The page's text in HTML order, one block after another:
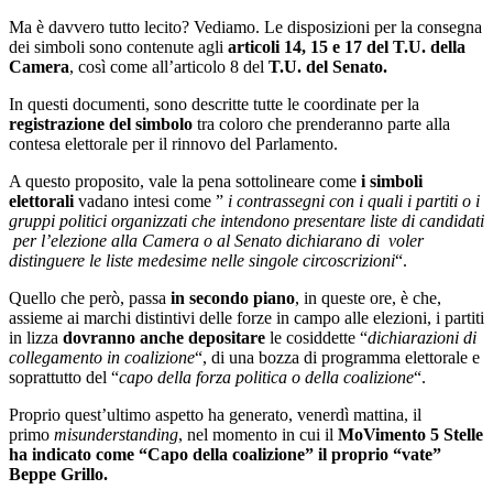
Ma è davvero tutto lecito? Vediamo. Le disposizioni per la consegna
dei simboli sono contenute agli articoli 14, 15 e 17 del T.U. della
Camera, così come all’articolo 8 del T.U. del Senato.
In questi documenti, sono descritte tutte le coordinate per la
registrazione del simbolo tra coloro che prenderanno parte alla
contesa elettorale per il rinnovo del Parlamento.
A questo proposito, vale la pena sottolineare come i simboli
elettorali vadano intesi come ” i contrassegni con i quali i partiti o i
gruppi politici organizzati che intendono presentare liste di candidati
per l’elezione alla Camera o al Senato dichiarano di voler
distinguere le liste medesime nelle singole circoscrizioni“.
Quello che però, passa in secondo piano, in queste ore, è che,
assieme ai marchi distintivi delle forze in campo alle elezioni, i partiti
in lizza dovranno anche depositare le cosiddette “dichiarazioni di
collegamento in coalizione“, di una bozza di programma elettorale e
soprattutto del “capo della forza politica o della coalizione“.
Proprio quest’ultimo aspetto ha generato, venerdì mattina, il
primo misunderstanding, nel momento in cui il MoVimento 5 Stelle
ha indicato come “Capo della coalizione” il proprio “vate”
Beppe Grillo.